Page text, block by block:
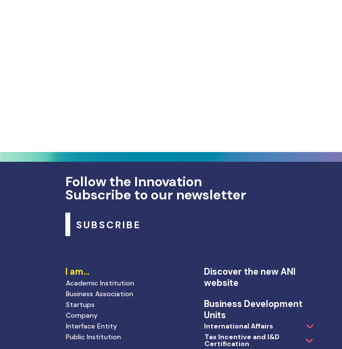
Follow the Innovation
Subscribe to our newsletter
SUBSCRIBE
I am…
Academic Institution
Business Association
Startups
Company
Interface Entity
Public Institution
Discover the new ANI
website
Business Development
Units
International Affairs
Tax Incentive and I&D
Certification